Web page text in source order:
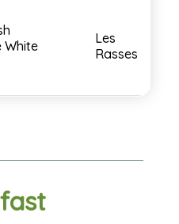
White
Les
Rasses